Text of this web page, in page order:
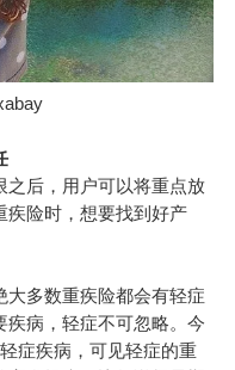
后，用户可以将重点放
疾险时，想要找到好产
多数重疾险都会有轻症
病，轻症不可忽略。今
症疾病，可见轻症的重